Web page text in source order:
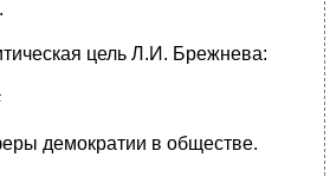
цель Л.И. Брежнева:
демократии в обществе.